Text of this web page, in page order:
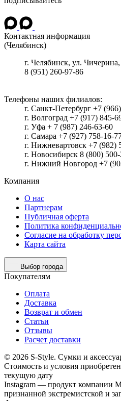
Контактная информация
(Челябинск)
г. Челябинск, ул.
8 (951) 260-97-86
Телефоны наших филиалов:
г. Санкт-Петербург +7
г. Волгоград +7 (917) 845-
г. Уфа + 7 (987) 246-63-60
г. Самара +7 (927) 758-16-
г. Нижневартовск +7 (982)
г. Новосибирск 8 (800)
г. Нижний Новгород +7
Компания
О нас
Партнерам
Публичная оферта
Политика
Согласие на обработку
Карта сайта
Выбор города
Покупателям
Оплата
Доставка
Возврат и обмен
Статьи
Отзывы
Расчет доставки
© 2026 S-Style. Сумки и
Cтоимость и условия
текущую дату
Instagram — продукт компании
признанной экстремистской и